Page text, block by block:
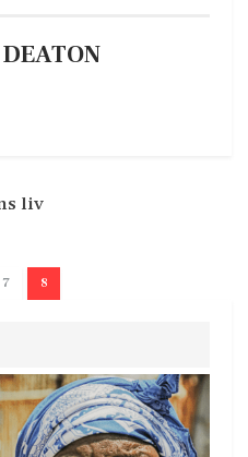
liv
7 8